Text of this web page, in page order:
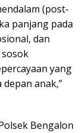
(post-
panjang pada
dan
yang
anak,”
Bengalon